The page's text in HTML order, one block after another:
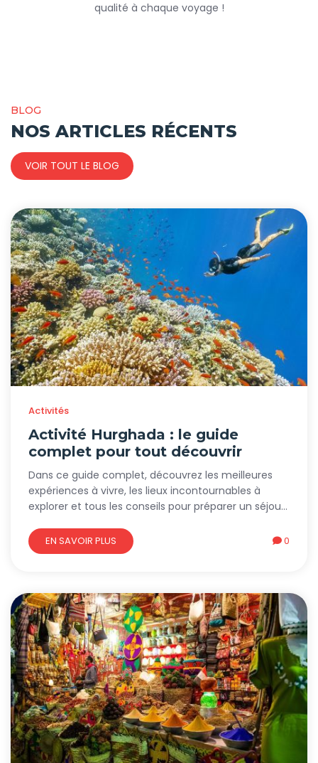
qualité à chaque voyage !
BLOG
NOS ARTICLES RÉCENTS
VOIR TOUT LE BLOG
Activités
Activité Hurghada : le guide
complet pour tout découvrir
Dans ce guide complet, découvrez les meilleures
expériences à vivre, les lieux incontournables à
explorer et tous les conseils pour préparer un séjour
EN SAVOIR PLUS 0